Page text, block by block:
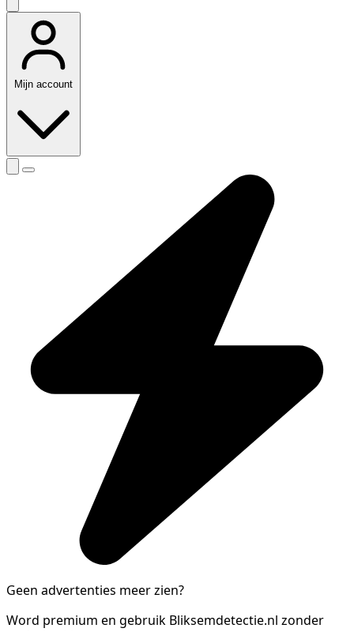
Mijn account
Geen advertenties meer zien?
Word premium en gebruik Bliksemdetectie.nl zonder